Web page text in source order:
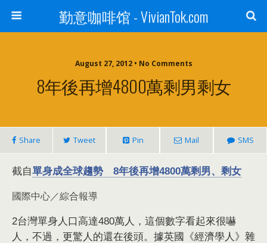
勤意咖啡馆 - VivianTok.com
August 27, 2012 • No Comments
8年後再增4800萬剩男剩女
Share Tweet Pin Mail SMS
截自單身成全球趨勢 8年後再增4800萬剩男、剩女
國際中心／綜合報導
2台灣單身人口高達480萬人，這個數字看起來很嚇
人，不過，更驚人的還在後頭。據英國《經濟學人》雜